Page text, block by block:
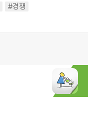
#경쟁